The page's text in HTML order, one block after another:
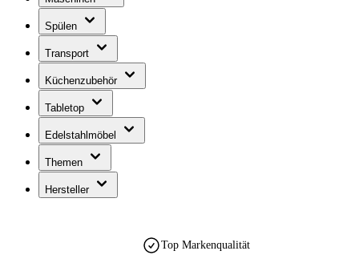
Spülen
Transport
Küchenzubehör
Tabletop
Edelstahlmöbel
Themen
Hersteller
Top Markenqualität